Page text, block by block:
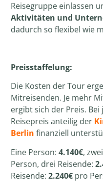
Reisegruppe einlassen
Aktivitäten und
dadurch so flexibel wie
Preisstaffelung:
Die Kosten der Tour
Mitreisenden. Je mehr
ergibt sich der Preis. Bei
Reisepreis anteilig der
Berlin finanziell
Eine Person:4.140€,
Person, drei Reisende:
Reisende: 2.240€ pro